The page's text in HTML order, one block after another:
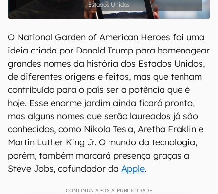
Estados Unidos
O National Garden of American Heroes foi uma
ideia criada por Donald Trump para homenagear
grandes nomes da história dos Estados Unidos,
de diferentes origens e feitos, mas que tenham
contribuído para o país ser a potência que é
hoje. Esse enorme jardim ainda ficará pronto,
mas alguns nomes que serão laureados já são
conhecidos, como Nikola Tesla, Aretha Fraklin e
Martin Luther King Jr. O mundo da tecnologia,
porém, também marcará presença graças a
Steve Jobs, cofundador da Apple.
CONTINUA APÓS A PUBLICIDADE